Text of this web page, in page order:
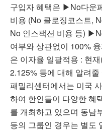
구입자 혜택은 ▶No다운
비용 (No 클로징코스트,
No 인스팩션 비용 등)
여부와 상관없이 100%
은 이자율 일괄적용 : 현
2.125% 등에 대해 알려줄
패밀리센터에서는 미국
하여 한인들이 다양한 혜
를 개최하고 있으며 동남
등의 그룹인 경우는 별도